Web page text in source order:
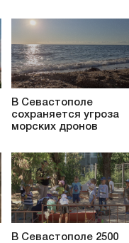
В Севастополе
сохраняется угроза
морских дронов
В Севастополе 2500